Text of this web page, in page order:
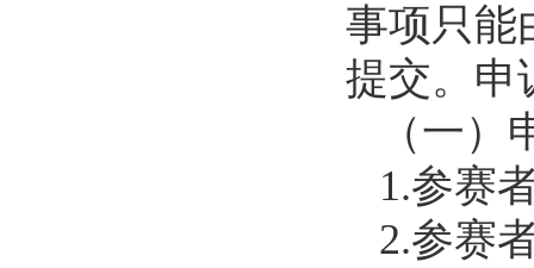
事项只能
提交。申
（一
1.参赛
2.参赛